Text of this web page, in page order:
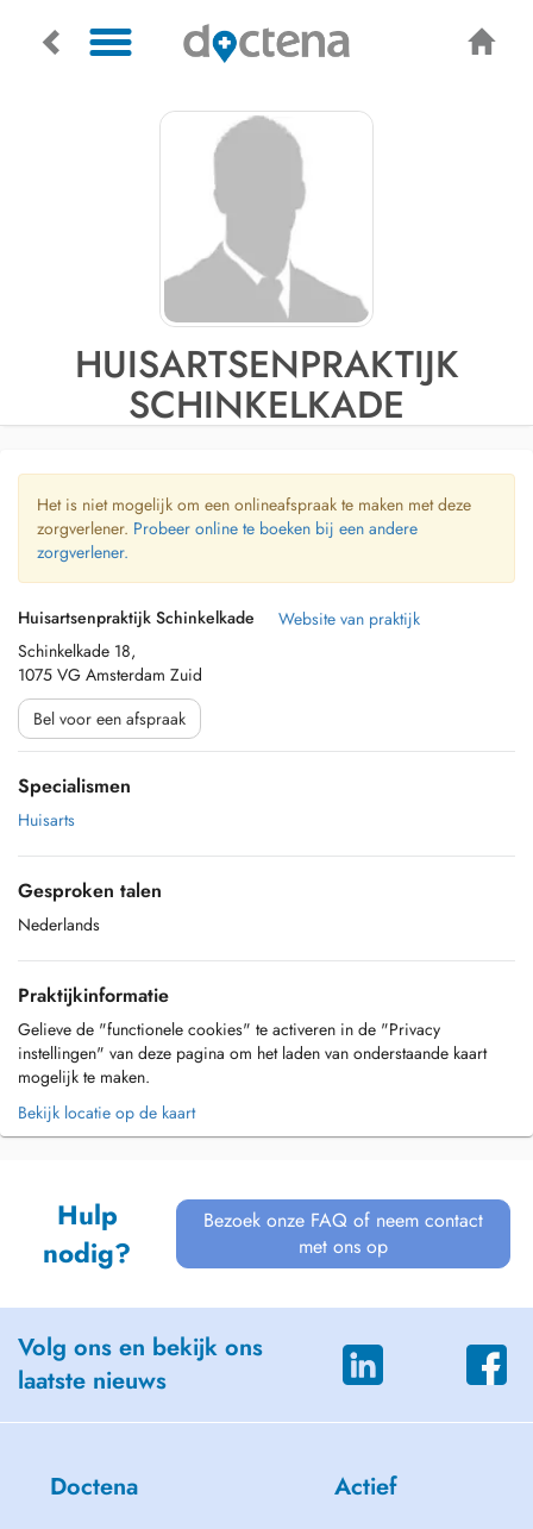
HUISARTSENPRAKTIJK
SCHINKELKADE
Het is niet mogelijk om een onlineafspraak te maken met deze
zorgverlener. Probeer online te boeken bij een andere
zorgverlener.
Huisartsenpraktijk Schinkelkade
Schinkelkade 18,
1075 VG Amsterdam Zuid
Website van praktijk
Bel voor een afspraak
Specialismen
Huisarts
Gesproken talen
Nederlands
Praktijkinformatie
Gelieve de "functionele cookies" te activeren in de "Privacy
instellingen" van deze pagina om het laden van onderstaande kaart
mogelijk te maken.
Bekijk locatie op de kaart
Hulp
nodig?
Bezoek onze FAQ of neem contact
met ons op
Volg ons en bekijk ons
laatste nieuws
Doctena Actief